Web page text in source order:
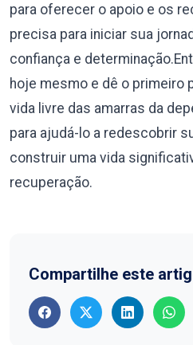
para oferecer o apoio e os
precisa para iniciar sua
confiança e
hoje mesmo e dê o primeiro
vida livre das amarras da
para ajudá-lo a redescobrir
construir uma vida
recuperação.
Compartilhe este